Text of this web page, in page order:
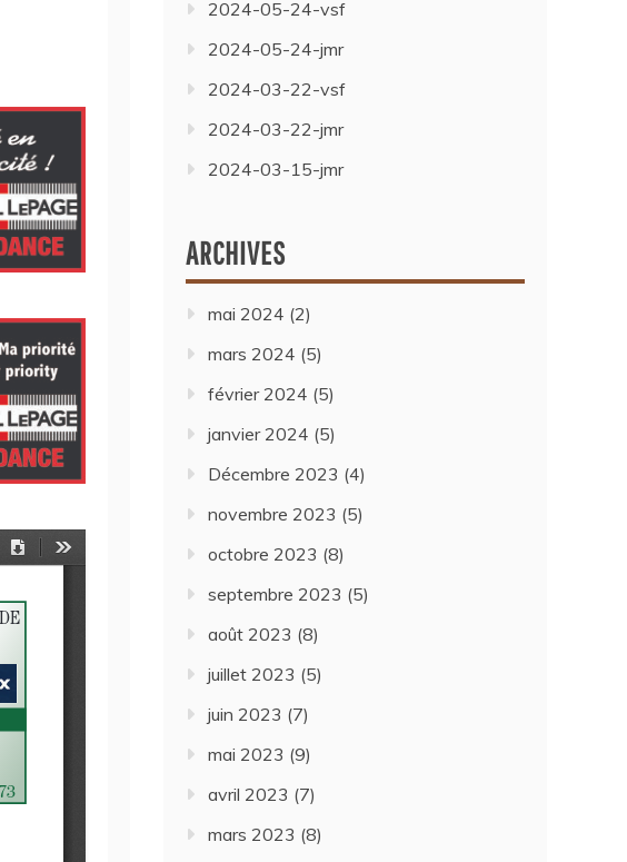
2024-05-24-vsf
2024-05-24-jmr
2024-03-22-vsf
2024-03-22-jmr
2024-03-15-jmr
ARCHIVES
mai 2024 (2)
mars 2024 (5)
février 2024 (5)
janvier 2024 (5)
Décembre 2023 (4)
novembre 2023 (5)
octobre 2023 (8)
septembre 2023 (5)
août 2023 (8)
juillet 2023 (5)
juin 2023 (7)
mai 2023 (9)
avril 2023 (7)
mars 2023 (8)